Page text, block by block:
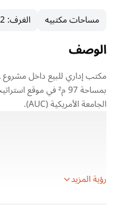
مساحات مكتبيه الغرف:
2
الوصف
مكتب إداري للبيع داخل مشروع ISOLA CENTRA – القاهرة الجديدة
بمساحة 97 م² في
الجامعة الأمريكية (AUC).
رؤية المزيد